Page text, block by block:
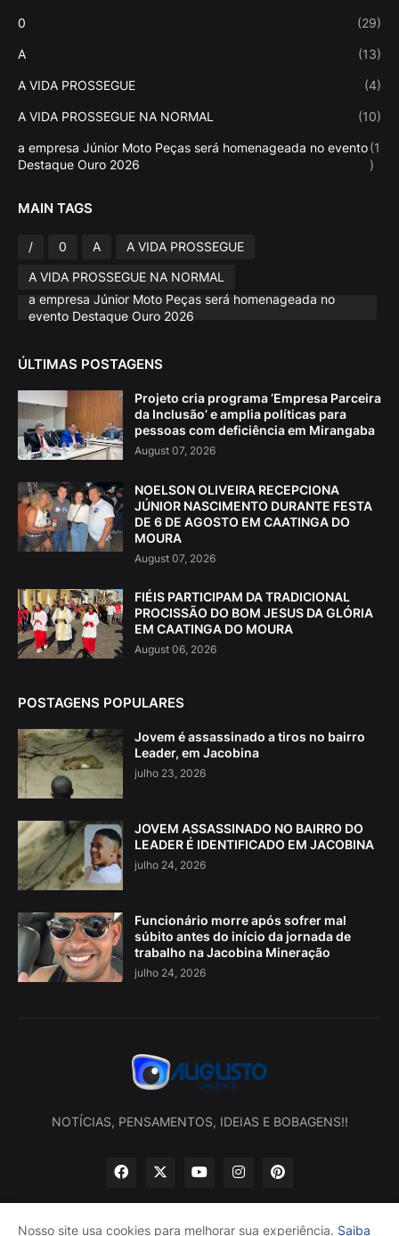
0 (29)
A (13)
A VIDA PROSSEGUE (4)
A VIDA PROSSEGUE NA NORMAL (10)
a empresa Júnior Moto Peças será homenageada no evento
Destaque Ouro 2026
(1
)
MAIN TAGS
/ 0 A
A VIDA PROSSEGUE
A VIDA PROSSEGUE NA NORMAL
a empresa Júnior Moto Peças será homenageada no
evento Destaque Ouro 2026
ÚLTIMAS POSTAGENS
Projeto cria programa ‘Empresa Parceira
da Inclusão’ e amplia políticas para
pessoas com deficiência em Mirangaba
August 07, 2026
NOELSON OLIVEIRA RECEPCIONA
JÚNIOR NASCIMENTO DURANTE FESTA
DE 6 DE AGOSTO EM CAATINGA DO
MOURA
August 07, 2026
FIÉIS PARTICIPAM DA TRADICIONAL
PROCISSÃO DO BOM JESUS DA GLÓRIA
EM CAATINGA DO MOURA
August 06, 2026
POSTAGENS POPULARES
Jovem é assassinado a tiros no bairro
Leader, em Jacobina
julho 23, 2026
JOVEM ASSASSINADO NO BAIRRO DO
LEADER É IDENTIFICADO EM JACOBINA
julho 24, 2026
Funcionário morre após sofrer mal
súbito antes do início da jornada de
trabalho na Jacobina Mineração
julho 24, 2026
NOTÍCIAS, PENSAMENTOS, IDEIAS E BOBAGENS!!
Nosso site usa cookies para melhorar sua experiência. Saiba